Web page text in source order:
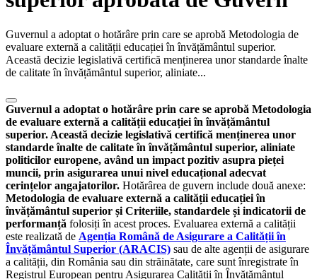
Guvernul a adoptat o hotărâre prin care se aprobă Metodologia de
evaluare externă a calității educației în învățământul superior.
Această decizie legislativă certifică menținerea unor standarde înalte
de calitate în învățământul superior, aliniate...
Guvernul a adoptat o hotărâre prin care se aprobă Metodologia
de evaluare externă a calității educației în învățământul
superior. Această decizie legislativă certifică menținerea unor
standarde înalte de calitate în învățământul superior, aliniate
politicilor europene, având un impact pozitiv asupra pieței
muncii, prin asigurarea unui nivel educațional adecvat
cerințelor angajatorilor. Hotărârea de guvern include două anexe:
Metodologia de evaluare externă a calității educației în
învățământul superior și Criteriile, standardele și indicatorii de
performanță folosiți în acest proces. Evaluarea externă a calității
este realizată de Agenția Română de Asigurare a Calității în
Învățământul Superior (ARACIS) sau de alte agenții de asigurare
a calității, din România sau din străinătate, care sunt înregistrate în
Registrul European pentru Asigurarea Calității în Învățământul